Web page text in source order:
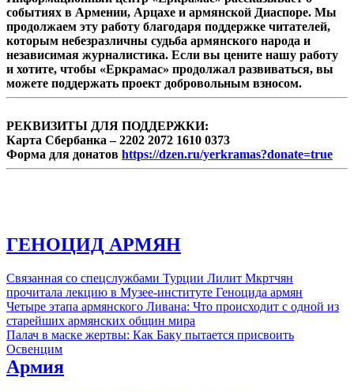
будущее своих детей и внуков всего лишь
простой звук, в состоянии лишь имбецил
лет восьми-девяти. ...
событиях в Армении, Арцахе и армянской Диаспоре. Мы
продолжаем эту работу благодаря поддержке читателей,
которым небезразличны судьба армянского народа и
независимая журналистика. Если вы цените нашу работу
и хотите, чтобы «Еркрамас» продолжал развиваться, вы
можете поддержать проект добровольным взносом.
РЕКВИЗИТЫ ДЛЯ ПОДДЕРЖКИ:
Карта Сбербанка – 2202 2072 1610 0373
Форма для донатов https://dzen.ru/yerkramas?donate=true
ГЕНОЦИД АРМЯН
Связанная со спецслужбами Турции Лилит Мкртчян
прочитала лекцию в Музее-институте Геноцида армян
Четыре этапа армянского Ливана: Что происходит с одной из
старейших армянских общин мира
Палач в маске жертвы: Как Баку пытается присвоить
Освенцим
Армия